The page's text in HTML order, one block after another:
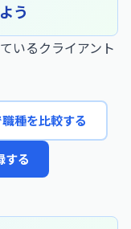
う
いるクライアント
種を比較する
する